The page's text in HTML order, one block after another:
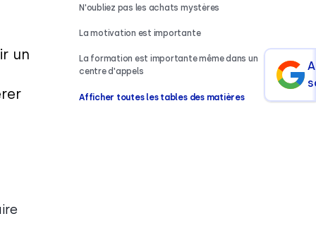
N'oubliez pas les achats mystères
La motivation est importante
La formation est importante même dans un
centre d'appels
Afficher toutes les tables des matières
un